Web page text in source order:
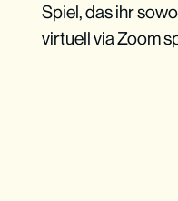
Spiel, das ihr
virtuell via Zoom